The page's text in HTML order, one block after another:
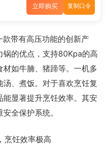
立即购买 复制口令
带有高压功能的创新产
锅的优点，支持80Kpa的高
如牛腩、猪蹄等。一机多
、煮饭。对于喜欢烹饪复
显著提升烹饪效率。其安
全保护系统。
烹饪效率极高